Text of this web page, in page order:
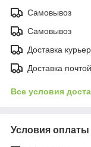
Самовывоз
Самовывоз
Доставка
Доставка почтой
Все условия
Условия оплаты